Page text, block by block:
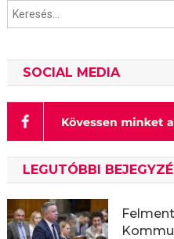
SOCIAL MEDIA
LEGUTÓBBI